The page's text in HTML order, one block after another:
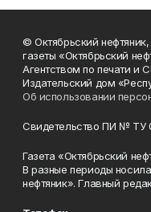
© Октябрьский
газеты «Октябрьский
Агентством по печати и
Издательский дом
Об использовании
Свидетельство ПИ № ТУ
Газета «Октябрьский
В разные периоды
нефтяник». Главный